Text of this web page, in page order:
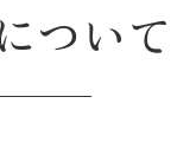
ついて